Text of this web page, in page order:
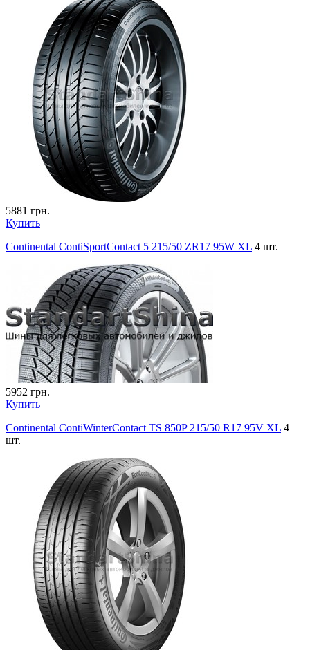
5881 грн.
Купить
Continental ContiSportContact 5 215/50 ZR17 95W XL 4 шт.
5952 грн.
Купить
Continental ContiWinterContact TS 850P 215/50 R17 95V XL 4
шт.